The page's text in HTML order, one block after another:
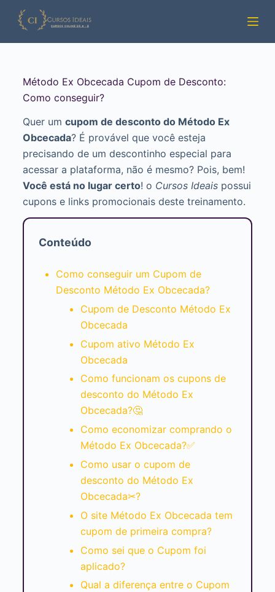
Pular
para
Método Ex Obcecada Cupom de Desconto:
Como conseguir?
Quer um cupom de desconto do Método Ex
Obcecada? É provável que você esteja
precisando de um descontinho especial para
acessar a plataforma, não é mesmo? Pois, bem!
Você está no lugar certo! o Cursos Ideaispossui
cupons e links promocionais deste treinamento.
Conteúdo
Como conseguir um Cupom de
Desconto Método Ex Obcecada?
Cupom de Desconto Método Ex
Obcecada
Cupom ativo Método Ex
Obcecada
Como funcionam os cupons de
desconto do Método Ex
Obcecada?🤔
Como economizar comprando o
Método Ex Obcecada?✅
Como usar o cupom de
desconto do Método Ex
Obcecada✂?
O site Método Ex Obcecada tem
cupom de primeira compra?
Como sei que o Cupom foi
aplicado?
Qual a diferença entre o Cupom